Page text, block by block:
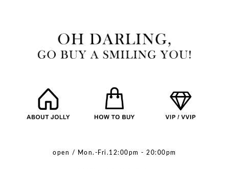
open / Mon.-Fri.12:00pm - 20:00pm